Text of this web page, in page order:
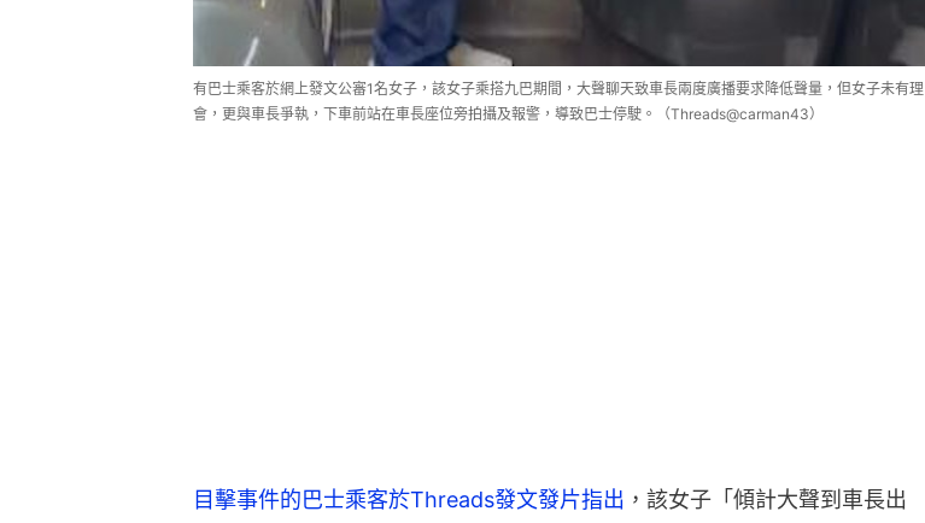
有巴士乘客於網上發文公審1名女子，該女子乘搭九巴期間，大聲聊天致車長兩度廣播要求降低聲量，但女子未有理
會，更與車長爭執，下車前站在車長座位旁拍攝及報警，導致巴士停駛。（Threads@carman43）
目擊事件的巴士乘客於Threads發文發片指出 ，該女子「傾計大聲到車長出